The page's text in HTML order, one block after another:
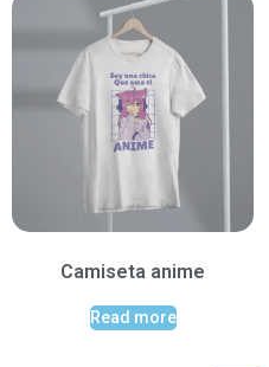
Camiseta anime
Read more